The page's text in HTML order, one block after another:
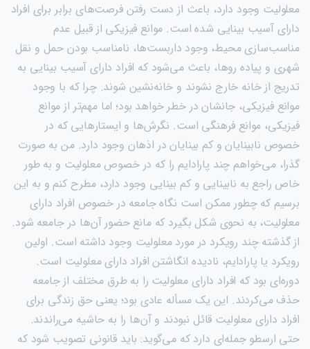
معلولیت وجود دارد، باعث از دست رفتن فرصت‌های برابر برای افراد
دارای آسیب بینایی شده است. موانع فیزیکی از قبیل عدم
مناسب‌سازی محیط، وجود داربست‌ها، نامناسب بودن حمل و نقل
شهری و پیاده رو‌ها، باعث می‌شود که افراد دارای آسیب بینایی به
تدریج از خانه خارج نشوند و خانه‌نشین شوند. چرا که با وجود
موانع فیزیکی، جانشان در خطر خواهد بود؛ اما مهم‌تر از موانع
فیزیکی، موانع فرهنگی است. نگرش‌ها و ایستار‌هایی که در
خصوص نابینایان و کم بینایان در اذهان وجود دارد. من به صورت
گذرا، می‌خواهم چند پارادایم را که در خصوص معلولیت و به طور
خاص راجع به نابینایی و کم بینایی وجود دارد، مطرح کنم و به این
برسیم که چطور ممکن است نگاه جامعه در خصوص افراد دارای
معلولیت، به نحوی شکل بگیرد که مانع حضور آن‌ها در جامعه شود.
از گذشته چند رویکرد در مورد معلولیت وجود داشته است. اولین
رویکرد یا پارادایم، نادیده انگاشتن افراد دارای معلولیت است.
دوره‌ای بود که افراد دارای معلولیت را به طرق مختلف از جامعه
حذف می‌کردند. این یک مسأله عادی بود؛ یعنی حق زندگی برای
افراد دارای معلولیت قائل نبودند و آن‌ها را به حاشیه می‌راندند.
حتی ارسطو جمله‌ای دارد که می‌گوید: باید قانونی تصویب شود که